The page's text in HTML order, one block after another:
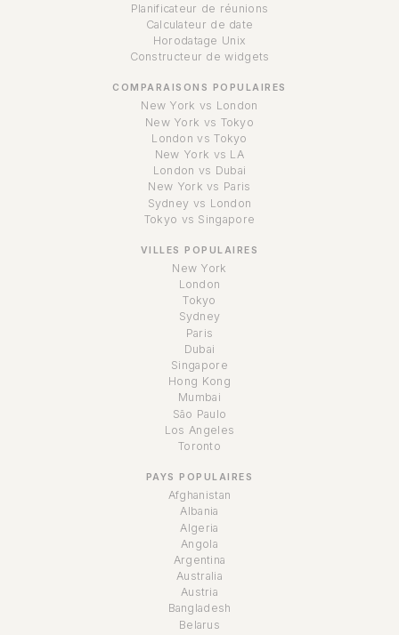
Planificateur de réunions
Calculateur de date
Horodatage Unix
Constructeur de widgets
COMPARAISONS POPULAIRES
New York vs London
New York vs Tokyo
London vs Tokyo
New York vs LA
London vs Dubai
New York vs Paris
Sydney vs London
Tokyo vs Singapore
VILLES POPULAIRES
New York
London
Tokyo
Sydney
Paris
Dubai
Singapore
Hong Kong
Mumbai
São Paulo
Los Angeles
Toronto
PAYS POPULAIRES
Afghanistan
Albania
Algeria
Angola
Argentina
Australia
Austria
Bangladesh
Belarus